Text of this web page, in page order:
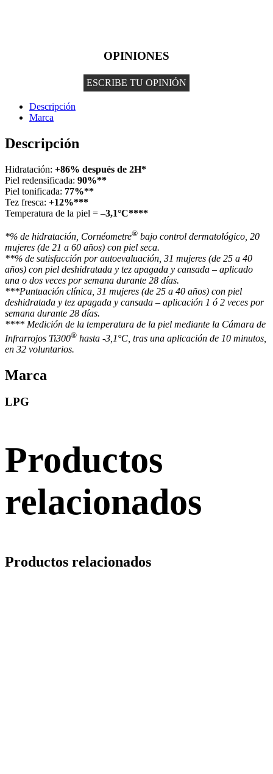
OPINIONES
ESCRIBE TU OPINIÓN
Descripción
Marca
Descripción
Hidratación: +86% después de 2H*
Piel redensificada: 90%**
Piel tonificada: 77%**
Tez fresca: +12%***
Temperatura de la piel = –3,1°C****
*% de hidratación, Cornéometre® bajo control dermatológico, 20
mujeres (de 21 a 60 años) con piel seca.
**% de satisfacción por autoevaluación, 31 mujeres (de 25 a 40
años) con piel deshidratada y tez apagada y cansada – aplicado
una o dos veces por semana durante 28 días.
***Puntuación clínica, 31 mujeres (de 25 a 40 años) con piel
deshidratada y tez apagada y cansada – aplicación 1 ó 2 veces por
semana durante 28 días.
**** Medición de la temperatura de la piel mediante la Cámara de
Infrarrojos Ti300® hasta -3,1°C, tras una aplicación de 10 minutos,
en 32 voluntarios.
Marca
LPG
Productos
relacionados
Productos relacionados